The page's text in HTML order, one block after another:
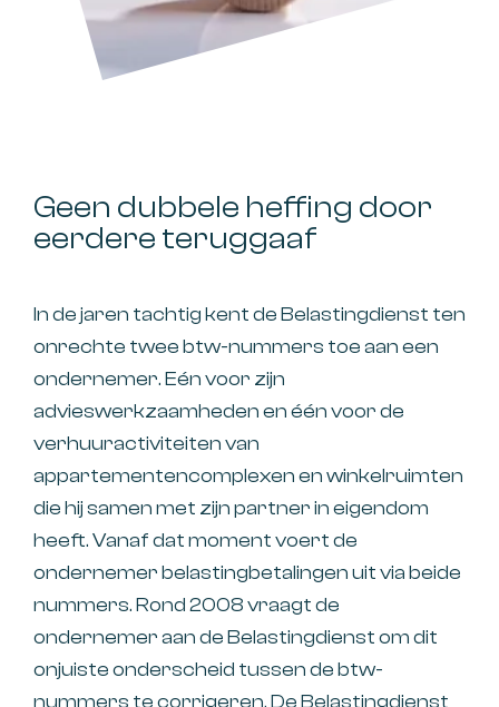
Geen dubbele heffing door
eerdere teruggaaf
In de jaren tachtig kent de Belastingdienst ten
onrechte twee btw-nummers toe aan een
ondernemer. Eén voor zijn
advieswerkzaamheden en één voor de
verhuuractiviteiten van
appartementencomplexen en winkelruimten
die hij samen met zijn partner in eigendom
heeft. Vanaf dat moment voert de
ondernemer belastingbetalingen uit via beide
nummers. Rond 2008 vraagt de
ondernemer aan de Belastingdienst om dit
onjuiste onderscheid tussen de btw-
nummers te corrigeren. De Belastingdienst